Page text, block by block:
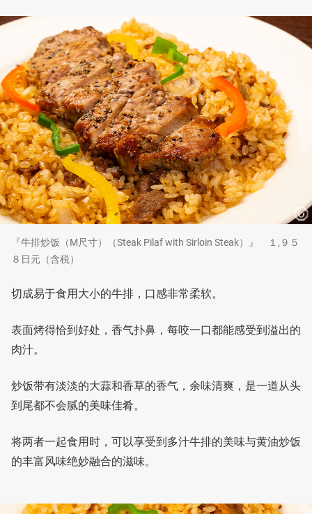
『牛排炒饭（M尺寸）（Steak Pilaf with Sirloin Steak）』 １,９５
８日元（含税）
切成易于食用大小的牛排，口感非常柔软。
表面烤得恰到好处，香气扑鼻，每咬一口都能感受到溢出的
肉汁。
炒饭带有淡淡的大蒜和香草的香气，余味清爽，是一道从头
到尾都不会腻的美味佳肴。
将两者一起食用时，可以享受到多汁牛排的美味与黄油炒饭
的丰富风味绝妙融合的滋味。